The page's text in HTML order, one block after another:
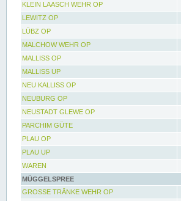
KLEIN LAASCH WEHR OP
LEWITZ OP
LÜBZ OP
MALCHOW WEHR OP
MALLISS OP
MALLISS UP
NEU KALLISS OP
NEUBURG OP
NEUSTADT GLEWE OP
PARCHIM GÜTE
PLAU OP
PLAU UP
WAREN
MÜGGELSPREE
GROSSE TRÄNKE WEHR OP